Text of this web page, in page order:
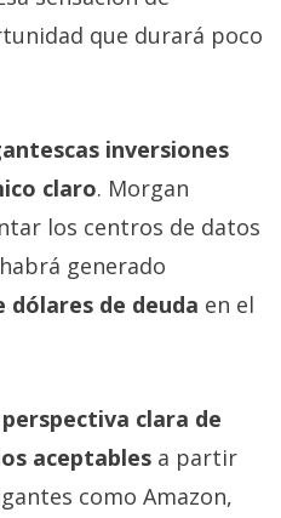
que durará poco
inversiones
claro. Morgan
los centros de datos
generado
dólares de deuda en el
clara de
aceptables a partir
como Amazon,